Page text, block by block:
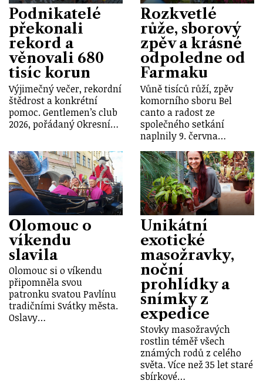
Podnikatelé
překonali
rekord a
věnovali 680
tisíc korun
Výjimečný večer, rekordní
štědrost a konkrétní
pomoc. Gentlemen’s club
2026, pořádaný Okresní…
Rozkvetlé
růže, sborový
zpěv a krásné
odpoledne od
Farmaku
Vůně tisíců růží, zpěv
komorního sboru Bel
canto a radost ze
společného setkání
naplnily 9. června…
Olomouc o
víkendu
slavila
Olomouc si o víkendu
připomněla svou
patronku svatou Pavlínu
tradičními Svátky města.
Oslavy…
Unikátní
exotické
masožravky,
noční
prohlídky a
snímky z
expedice
Stovky masožravých
rostlin téměř všech
známých rodů z celého
světa. Více než 35 let staré
sbírkové…